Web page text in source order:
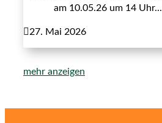
am 10.05.26 um 14 Uhr...
27. Mai 2026
mehr anzeigen